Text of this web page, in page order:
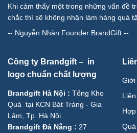
Khi cảm thấy một trong những vấn đề
chắc thì sẽ không nhận làm hàng quà
-- Nguyễn Nhàn Founder BrandGift --
Công ty Brandgift – in
logo chuẩn chất lượng
Brandgift Hà Nội : Tổng Kho
Quà tại KCN Bát Tràng - Gia
Lâm, Tp. Hà Nội
Brandgift Đà Nẵng : 27
Giới